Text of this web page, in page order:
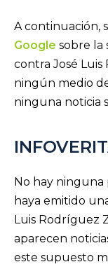
A continuación,
Google sobre la
contra José
ningún medio
ninguna noticia
No hay ninguna
haya emitido
Luis Rodríguez
aparecen
este supuesto